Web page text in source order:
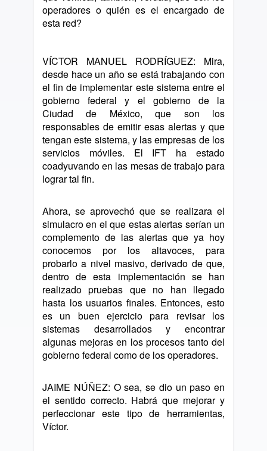
operadores o quién es el encargado de
esta red?
VÍCTOR MANUEL RODRÍGUEZ: Mira,
desde hace un año se está trabajando con
el fin de implementar este sistema entre el
gobierno federal y el gobierno de la
Ciudad de México, que son los
responsables de emitir esas alertas y que
tengan este sistema, y las empresas de los
servicios móviles. El IFT ha estado
coadyuvando en las mesas de trabajo para
lograr tal fin.
Ahora, se aprovechó que se realizara el
simulacro en el que estas alertas serían un
complemento de las alertas que ya hoy
conocemos por los altavoces, para
probarlo a nivel masivo, derivado de que,
dentro de esta implementación se han
realizado pruebas que no han llegado
hasta los usuarios finales. Entonces, esto
es un buen ejercicio para revisar los
sistemas desarrollados y encontrar
algunas mejoras en los procesos tanto del
gobierno federal como de los operadores.
JAIME NÚÑEZ: O sea, se dio un paso en
el sentido correcto. Habrá que mejorar y
perfeccionar este tipo de herramientas,
Víctor.